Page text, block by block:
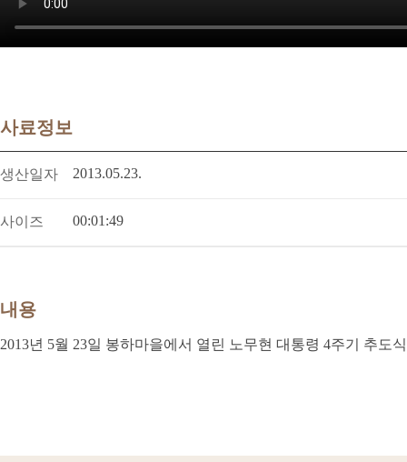
사료정보
생산일자 2013.05.23.
사이즈 00:01:49
내용
2013년 5월 23일 봉하마을에서 열린 노무현 대통령 4주기 추도